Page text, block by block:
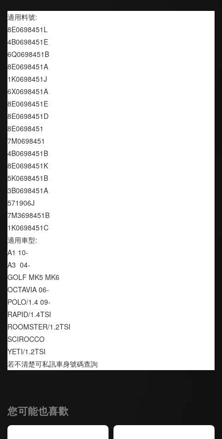
適用料號:
8E0698451L
4B0698451E
6Q0698451B
8E0698451A
1K0698451J
6X0698451A
8E0698451E
8E0698451D
8E0698451
7M0698451
4B0698451B
8E0698451K
5K0698451B
3B0698451A
571906J
7M3698451B
1K0698451C
適用車型:
A1 10-
A3  04-
GOLF MK5 MK6
OCTAVIA 06-
POLO/1.4 09-
RAPID/1.4TSI
ROOMSTER/1.2TSI
SCIROCCO
YETI/1.2TSI
若不清楚可私訊車身號碼查詢
您可能也喜歡